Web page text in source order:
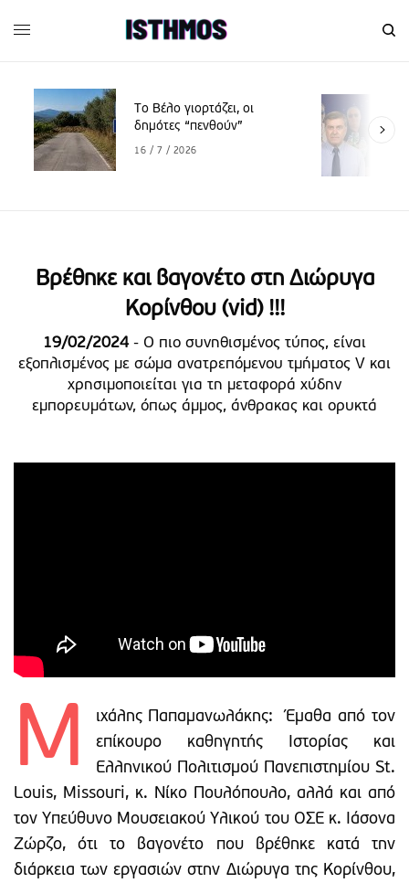
Το Βέλο γιορτάζει, οι
δημότες “πενθούν”
16 / 7 / 2026
Βρέθηκε και βαγονέτο στη Διώρυγα
Κορίνθου (vid) !!!
19/02/2024- Ο πιο συνηθισμένος τύπος, είναι
εξοπλισμένος με σώμα ανατρεπόμενου τμήματος V και
χρησιμοποιείται για τη μεταφορά χύδην
εμπορευμάτων, όπως άμμος, άνθρακας και ορυκτά
Μ
ιχάλης Παπαμανωλάκης: Έμαθα από τον
επίκουρο καθηγητής Ιστορίας και
Ελληνικού Πολιτισμού Πανεπιστημίου St.
Louis, Missouri, κ. Νίκο Πουλόπουλο, αλλά και από
τον Υπεύθυνο Μουσειακού Υλικού του ΟΣΕ κ. Ιάσονα
Ζώρζο, ότι το βαγονέτο που βρέθηκε κατά την
διάρκεια των εργασιών στην Διώρυγα της Κορίνθου,